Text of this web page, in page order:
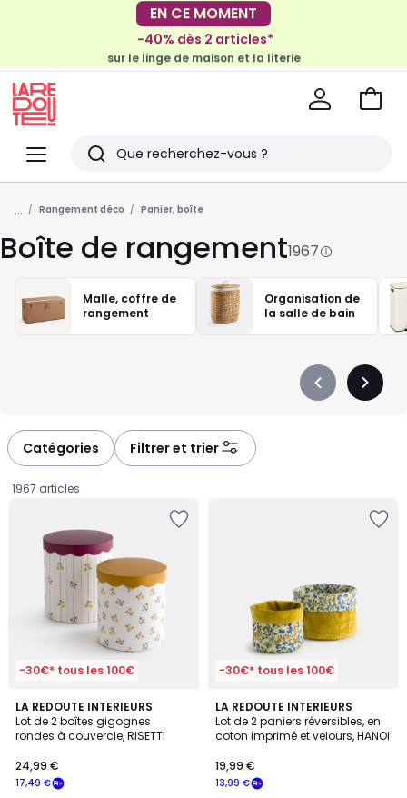
EN CE MOMENT
-30€ tous les 100€*
-40% dès 2 articles*
sur le linge de maison et la literie
Menu
Redoute
Rechercher
Derniers
articles
vus
Voir
... Rangement déco Panier, boîte
Boîte de rangement1967
Malle, coffre de
rangement
Organisation de
la salle de bain
Précédent
Catégories Filtrer et trier
1967 articles
-30€* tous les 100€
LA REDOUTE INTERIEURS
Lot de 2 boîtes gigognes
rondes à couvercle, RISETTI
€
souscrivez
17,49 €
24,99 €
-30€* tous les 100€
LA REDOUTE INTERIEURS
Lot de 2 paniers réversibles, en
coton imprimé et velours, HANOI
13,99 €
19,99 €
4,5
/ 5